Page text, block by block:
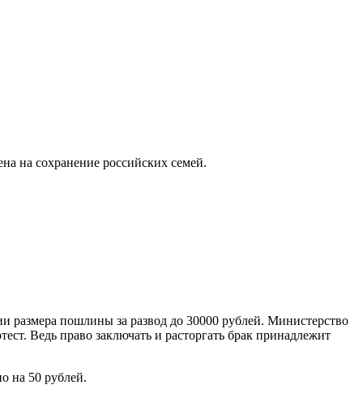
на сохранение российских семей.
размера пошлины за развод до 30000 рублей. Министерство
Ведь право заключать и расторгать брак принадлежит
на 50 рублей.